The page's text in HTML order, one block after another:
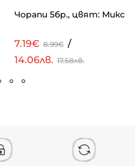
Чорапи 5бр., цвят: Микс
7.19€ 8.99€ /
14.06лв. 17.58лв.